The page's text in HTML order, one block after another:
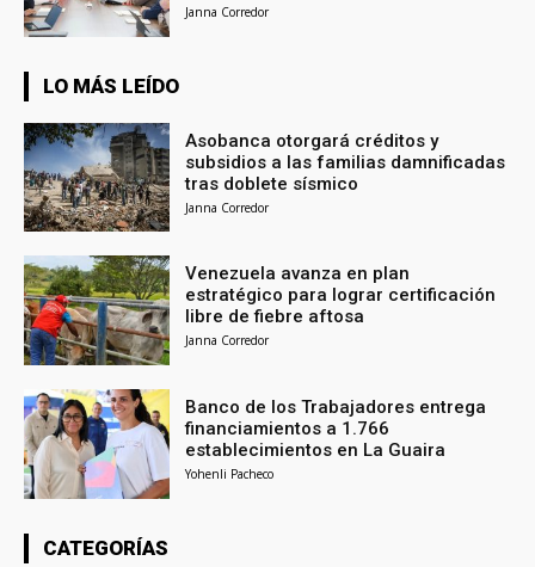
Janna Corredor
LO MÁS LEÍDO
Asobanca otorgará créditos y
subsidios a las familias damnificadas
tras doblete sísmico
Janna Corredor
Venezuela avanza en plan
estratégico para lograr certificación
libre de fiebre aftosa
Janna Corredor
Banco de los Trabajadores entrega
financiamientos a 1.766
establecimientos en La Guaira
Yohenli Pacheco
CATEGORÍAS